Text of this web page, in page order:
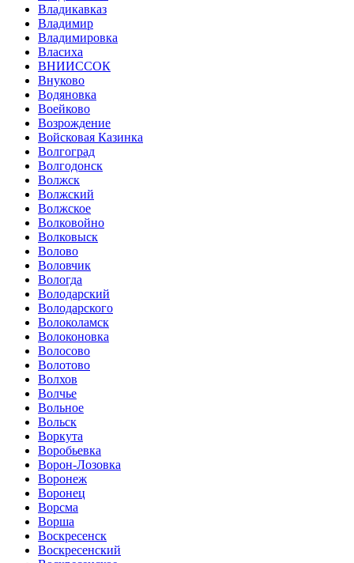
Владикавказ
Владимир
Владимировка
Власиха
ВНИИССОК
Внуково
Водяновка
Воейково
Возрождение
Войсковая Казинка
Волгоград
Волгодонск
Волжск
Волжский
Волжское
Волковойно
Волковыск
Волово
Воловчик
Вологда
Володарский
Володарского
Волоколамск
Волоконовка
Волосово
Волотово
Волхов
Волчье
Вольное
Вольск
Воркута
Воробьевка
Ворон-Лозовка
Воронеж
Воронец
Ворсма
Ворша
Воскресенск
Воскресенский